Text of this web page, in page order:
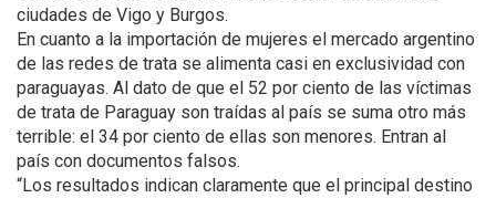
ciudades de Vigo y Burgos.
En cuanto a la importación de mujeres el mercado argentino
de las redes de trata se alimenta casi en exclusividad con
paraguayas. Al dato de que el 52 por ciento de las víctimas
de trata de Paraguay son traídas al país se suma otro más
terrible: el 34 por ciento de ellas son menores. Entran al
país con documentos falsos.
“Los resultados indican claramente que el principal destino